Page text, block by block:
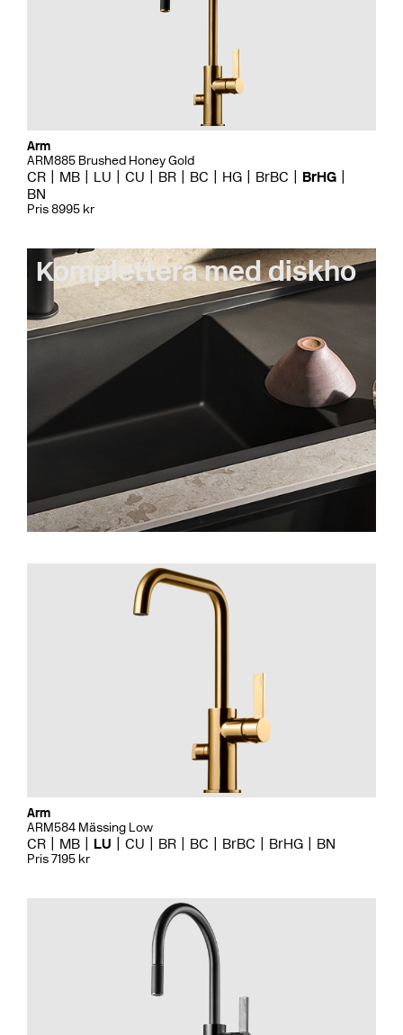
Arm
ARM885 Brushed Honey Gold
CR MB LU CU BR BC HG BrBC
BrHG
BN
Pris 8995 kr
Komplettera med diskho
Arm
ARM584 Mässing Low
CR MB LU CU BR BC BrBC BrHG BN
Pris 7195 kr